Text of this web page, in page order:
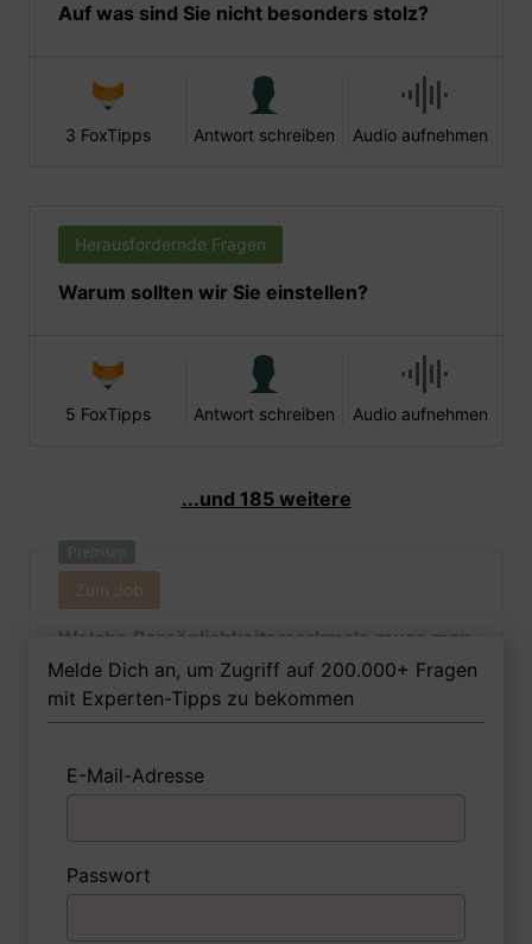
Auf was sind Sie nicht besonders stolz?
3 FoxTipps Antwort schreiben Audio aufnehmen
Herausfordernde Fragen
Warum sollten wir Sie einstellen?
5 FoxTipps Antwort schreiben Audio aufnehmen
...und 185 weitere
Premium
Zum Job
Welche Persönlichkeitsmerkmale muss man
als Chirurgiemechanikerin Ihrer Meinung
nach besitzen, um in dem Job erfolgreich zu
sein?
1 FoxTipp Antwort schreiben Audio aufnehmen
Melde Dich an, um Zugriff auf 200.000+ Fragen
mit Experten-Tipps zu bekommen
E-Mail-Adresse
Passwort